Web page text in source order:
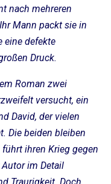
nach mehreren
Mann packt sie in
eine defekte
Druck.
Roman zwei
versucht, ein
David, der vielen
Die beiden bleiben
ihren Krieg gegen
im Detail